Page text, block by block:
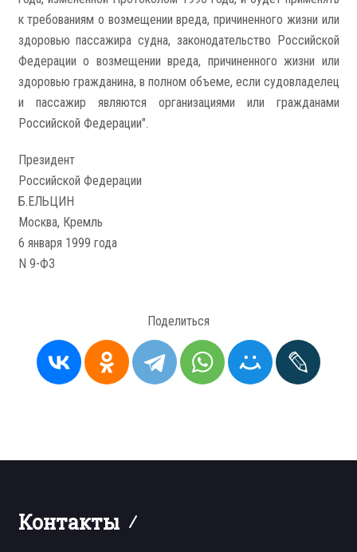
к требованиям о возмещении вреда, причиненного жизни или
здоровью пассажира судна, законодательство Российской
Федерации о возмещении вреда, причиненного жизни или
здоровью гражданина, в полном объеме, если судовладелец
и пассажир являются организациями или гражданами
Российской Федерации".
Президент
Российской Федерации
Б.ЕЛЬЦИН
Москва, Кремль
6 января 1999 года
N 9-ФЗ
Поделиться
Контакты